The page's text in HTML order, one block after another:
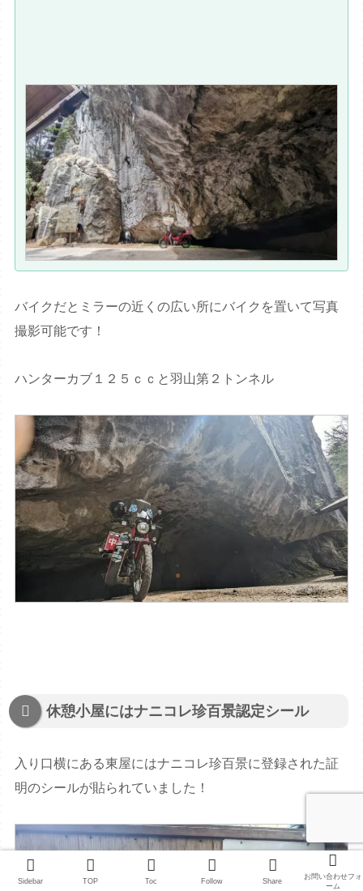
バイクだとミラーの近くの広い所にバイクを置いて写真
撮影可能です！
ハンターカブ１２５ｃｃと羽山第２トンネル
休憩小屋にはナニコレ珍百景認定シール
入り口横にある東屋にはナニコレ珍百景に登録された証
明のシールが貼られていました！
Sidebar TOP Toc Follow Share
お問い合わせフォ
ーム